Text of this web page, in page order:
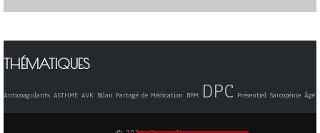
THÉMATIQUES
Anticoagulants ASTHME AVK Bilan Partagé de Médication BPM DPC Présentiel Sarcopénie Âgé